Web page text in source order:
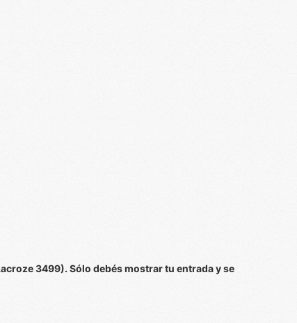
3499). Sólo debés mostrar tu entrada y se